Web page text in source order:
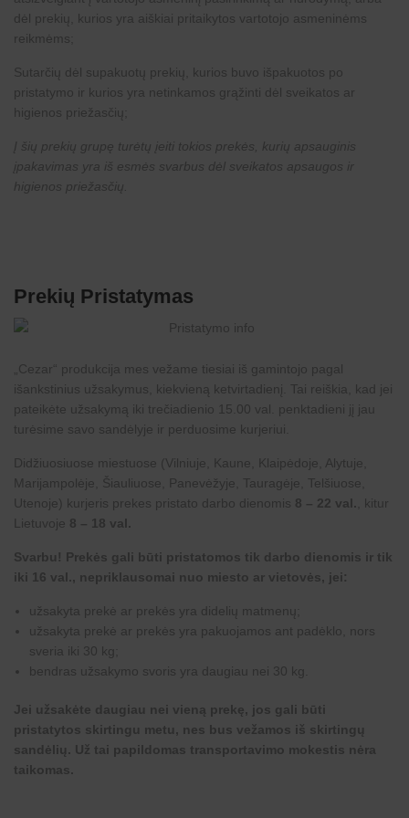
dėl prekių, kurios yra aiškiai pritaikytos vartotojo asmeninėms
reikmėms;
Sutarčių dėl supakuotų prekių, kurios buvo išpakuotos po
pristatymo ir kurios yra netinkamos grąžinti dėl sveikatos ar
higienos priežasčių;
Į šių prekių grupę turėtų įeiti tokios prekės, kurių apsauginis
įpakavimas yra iš esmės svarbus dėl sveikatos apsaugos ir
higienos priežasčių.
Prekių Pristatymas
Cezar “ produkcija mes vežame tiesiai iš gamintojo pagal
išankstinius užsakymus, kiekvieną ketvirtadienį. Tai reiškia, kad jei
pateikėte užsakymą iki trečiadienio 15.00 val. penktadieni jį jau
turėsime savo sandėlyje ir perduosime kurjeriui.
Didžiuosiuose miestuose (Vilniuje, Kaune, Klaipėdoje, Alytuje,
Marijampolėje, Šiauliuose, Panevėžyje, Tauragėje, Telšiuose,
Utenoje) kurjeris prekes pristato darbo dienomis 8 – 22 val. , kitur
Lietuvoje 8 – 18 val.
Svarbu! Prekės gali būti pristatomos tik darbo dienomis ir tik
iki 16 val., nepriklausomai nuo miesto ar vietovės, jei:
užsakyta prekė ar prekės yra didelių matmenų;
užsakyta prekė ar prekės yra pakuojamos ant padėklo, nors
sveria iki 30 kg;
bendras užsakymo svoris yra daugiau nei 30 kg.
Jei užsakėte daugiau nei vieną prekę, jos gali būti
pristatytos skirtingu metu, nes bus vežamos iš skirtingų
sandėlių. Už tai papildomas transportavimo mokestis nėra
taikomas.